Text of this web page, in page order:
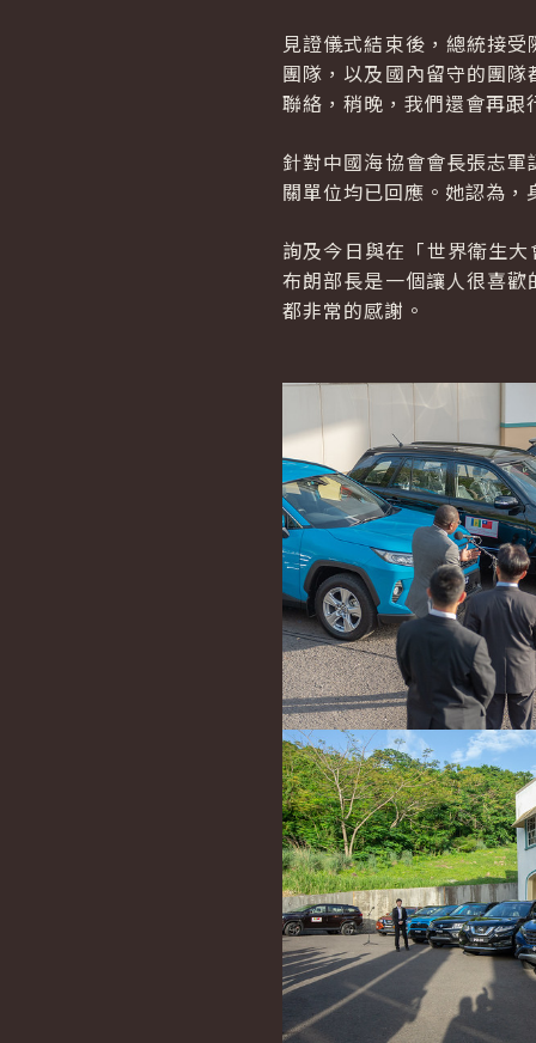
見證儀式結束後，總統接
團隊，以及國內留守的團
聯絡，稍晚，我們還會再
針對中國海協會會長張志
關單位均已回應。她認為
詢及今日與在「世界衛生
布朗部長是一個讓人很喜
都非常的感謝。